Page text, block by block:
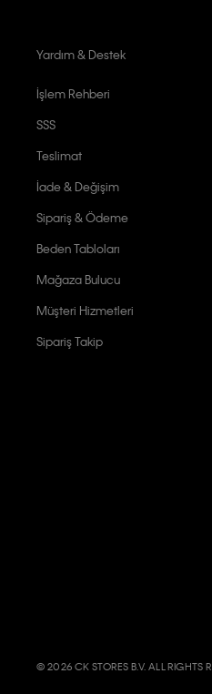
Yardım & Destek
İşlem Rehberi
SSS
Teslimat
İade & Değişim
Sipariş & Ödeme
Beden Tabloları
Mağaza Bulucu
Müşteri Hizmetleri
Sipariş Takip
© 2026 CK STORES B.V. ALL RIGHTS